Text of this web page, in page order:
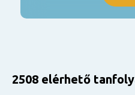
2508 elérhető